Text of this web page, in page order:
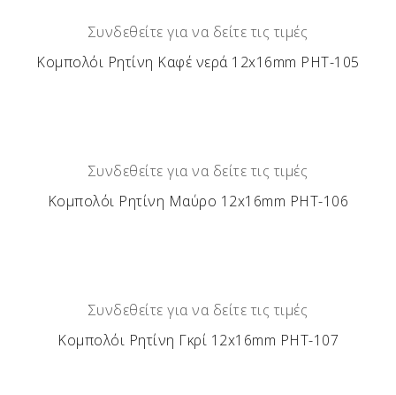
Συνδεθείτε για να δείτε τις τιμές
Κομπολόι Ρητίνη Καφέ νερά 12x16mm ΡΗΤ-105
Συνδεθείτε για να δείτε τις τιμές
Κομπολόι Ρητίνη Μαύρο 12x16mm ΡΗΤ-106
Συνδεθείτε για να δείτε τις τιμές
Κομπολόι Ρητίνη Γκρί 12x16mm ΡΗΤ-107